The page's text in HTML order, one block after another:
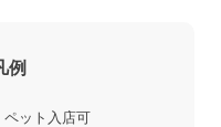
例
ペット入店可